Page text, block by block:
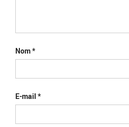
Nom*
E-mail *